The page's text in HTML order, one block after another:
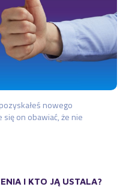
nowego
on obawiać, że nie
I KTO JĄ USTALA?